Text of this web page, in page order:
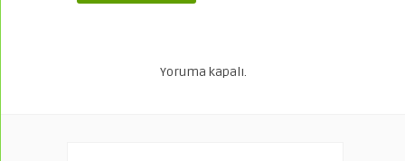
Yoruma kapalı.